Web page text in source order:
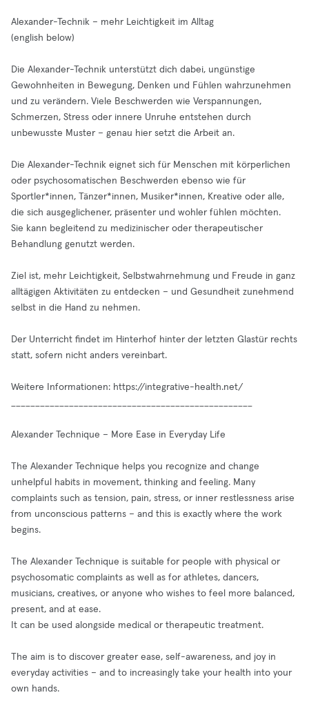
Alexander-Technik – mehr Leichtigkeit im Alltag
(english below)
Die Alexander-Technik unterstützt dich dabei, ungünstige
Gewohnheiten in Bewegung, Denken und Fühlen wahrzunehmen
und zu verändern. Viele Beschwerden wie Verspannungen,
Schmerzen, Stress oder innere Unruhe entstehen durch
unbewusste Muster – genau hier setzt die Arbeit an.
Die Alexander-Technik eignet sich für Menschen mit körperlichen
oder psychosomatischen Beschwerden ebenso wie für
Sportler*innen, Tänzer*innen, Musiker*innen, Kreative oder alle,
die sich ausgeglichener, präsenter und wohler fühlen möchten.
Sie kann begleitend zu medizinischer oder therapeutischer
Behandlung genutzt werden.
Ziel ist, mehr Leichtigkeit, Selbstwahrnehmung und Freude in ganz
alltägigen Aktivitäten zu entdecken – und Gesundheit zunehmend
selbst in die Hand zu nehmen.
Der Unterricht findet im Hinterhof hinter der letzten Glastür rechts
statt, sofern nicht anders vereinbart.
Weitere Informationen: https://integrative-health.net/
Alexander Technique – More Ease in Everyday Life
The Alexander Technique helps you recognize and change
unhelpful habits in movement, thinking and feeling. Many
complaints such as tension, pain, stress, or inner restlessness arise
from unconscious patterns – and this is exactly where the work
begins.
The Alexander Technique is suitable for people with physical or
psychosomatic complaints as well as for athletes, dancers,
musicians, creatives, or anyone who wishes to feel more balanced,
present, and at ease.
It can be used alongside medical or therapeutic treatment.
The aim is to discover greater ease, self-awareness, and joy in
everyday activities – and to increasingly take your health into your
own hands.